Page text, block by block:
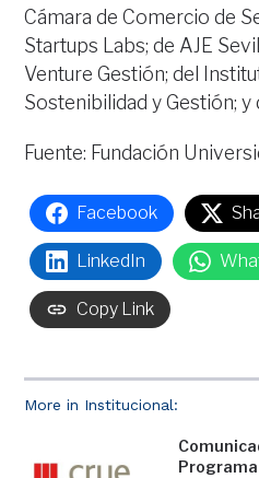
More in Institucional:
Cámara de Comercio de
Startups Labs; de AJE
Venture Gestión; del
Sostenibilidad y Gestión;
Fuente: Fundación
Facebook
LinkedIn
Copy Link